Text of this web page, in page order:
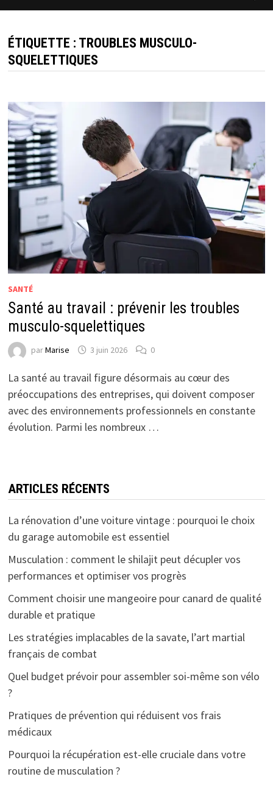
ÉTIQUETTE : TROUBLES MUSCULO-
SQUELETTIQUES
SANTÉ
Santé au travail : prévenir les troubles
musculo-squelettiques
parMarise 3 juin 2026 0
La santé au travail figure désormais au cœur des
préoccupations des entreprises, qui doivent composer
avec des environnements professionnels en constante
évolution. Parmi les nombreux …
ARTICLES RÉCENTS
La rénovation d’une voiture vintage : pourquoi le choix
du garage automobile est essentiel
Musculation : comment le shilajit peut décupler vos
performances et optimiser vos progrès
Comment choisir une mangeoire pour canard de qualité
durable et pratique
Les stratégies implacables de la savate, l’art martial
français de combat
Quel budget prévoir pour assembler soi-même son vélo
?
Pratiques de prévention qui réduisent vos frais
médicaux
Pourquoi la récupération est-elle cruciale dans votre
routine de musculation ?